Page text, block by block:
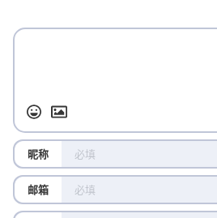
昵称
邮箱